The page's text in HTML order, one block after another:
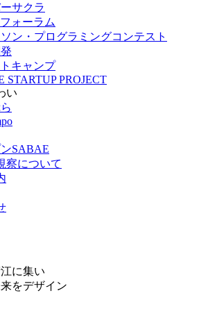
サクラ
ォーラム
ン・プログラミングコンテスト
キャンプ
STARTUP PROJECT
い
SABAE
察について
に集い
をデザイン